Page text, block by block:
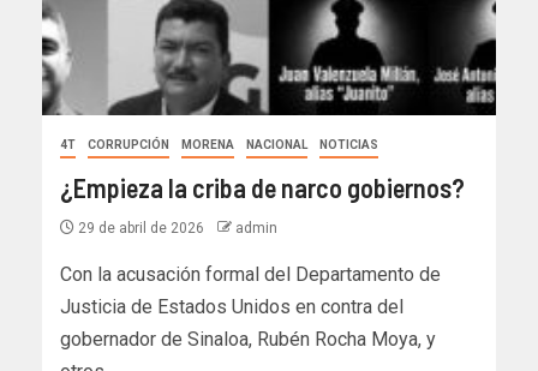
4T CORRUPCIÓN MORENA NACIONAL NOTICIAS
¿Empieza la criba de narco gobiernos?
29 de abril de 2026 admin
Con la acusación formal del Departamento de
Justicia de Estados Unidos en contra del
gobernador de Sinaloa, Rubén Rocha Moya, y